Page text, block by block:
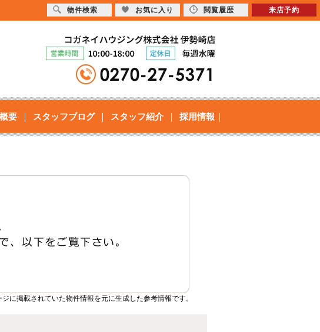
要 スタッフブログ スタッフ紹介 採用情報
に掲載されていた物件情報を元に生成した参考情報です。
物件検索 お気に入り 閲覧履歴 来店予約